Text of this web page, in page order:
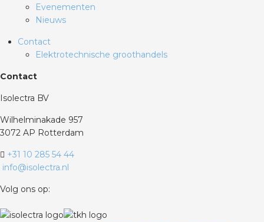
Evenementen
Nieuws
Contact
Elektrotechnische groothandels
Contact
Isolectra BV
Wilhelminakade 957
3072 AP Rotterdam
+31 10 285 54 44
info@isolectra.nl
Volg ons op: